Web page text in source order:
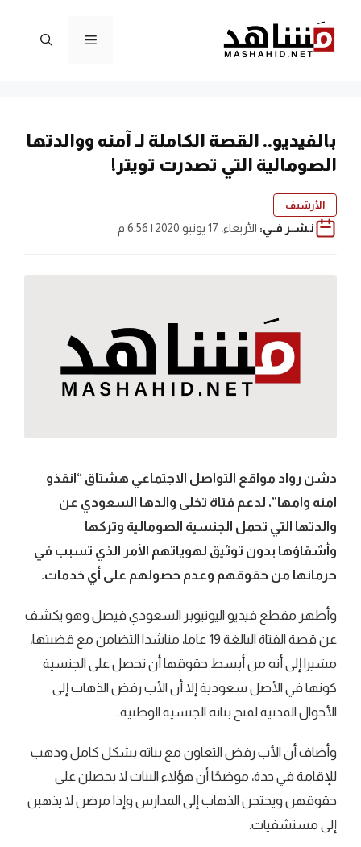
المحتوى
القائمة
بالفيديو.. القصة الكاملة لـ آمنه ووالدتها
الصومالية التي تصدرت تويتر!
الأرشيف
نـشــر فــي: الأربعاء، 17 يونيو 2020 | 6:56 م
دشن رواد مواقع التواصل الاجتماعي هشتاق “انقذو
امنه وامها”، لدعم فتاة تخلى والدها السعودي عن
والدتها التي تحمل الجنسية الصومالية وتركها
وأشقاؤها بدون توثيق لهوياتهم الأمر الذي تسبب في
حرمانها من حقوقهم وعدم حصولهم على أي خدمات.
وأظهر مقطع فيديو اليوتيوبر السعودي فيصل وهو يكشف
عن قصة الفتاة البالغة 19 عاما، مناشدا التضامن مع قضيتها،
مشيرا إلى أنه من أبسط حقوقها أن تحصل على الجنسية
كونها في الأصل سعودية إلا أن الأب رفض الذهاب إلى
الأحوال المدنية لمنح بناته الجنسية الوطنية.
وأضاف أن الأب رفض التعاون مع بناته بشكل كامل وذهب
للإقامة في جدة، موضحًا أن هؤلاء البنات لا يحصلن على
حقوقهن ويحتجن الذهاب إلى المدارس وإذا مرضن لا يذهبن
إلى مستشفيات.